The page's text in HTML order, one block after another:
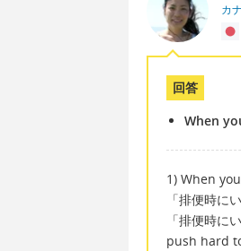
カ
回答
When
1) When
「排便時に
「排便時に
push hard